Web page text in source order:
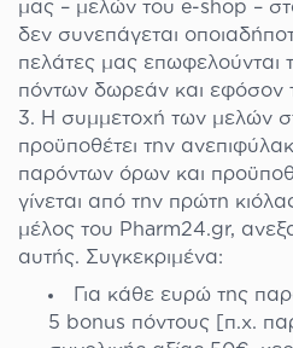
μας – μελών του e-shop –
δεν συνεπάγεται
πελάτες μας επωφελούνται
πόντων δωρεάν και εφόσον
Η συμμετοχή των μελών
προϋποθέτει την
παρόντων όρων και
γίνεται από την πρώτη
μέλος του Pharm24.gr,
αυτής. Συγκεκριμένα:
Για κάθε ευρώ της
5 bonus πόντους [π.χ.